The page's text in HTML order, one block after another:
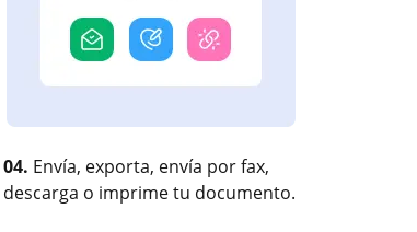
04. Envía, exporta, envía por fax,
descarga o imprime tu documento.